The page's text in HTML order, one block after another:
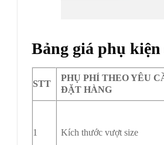
Bảng giá phụ
STT
PHỤ PHÍ THEO YÊU
ĐẶT HÀNG
1 Kích thước vượt size